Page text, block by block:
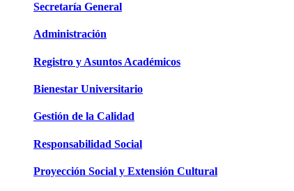
Secretaría General
Administración
Registro y Asuntos Académicos
Bienestar Universitario
Gestión de la Calidad
Responsabilidad Social
Proyección Social y Extensión Cultural